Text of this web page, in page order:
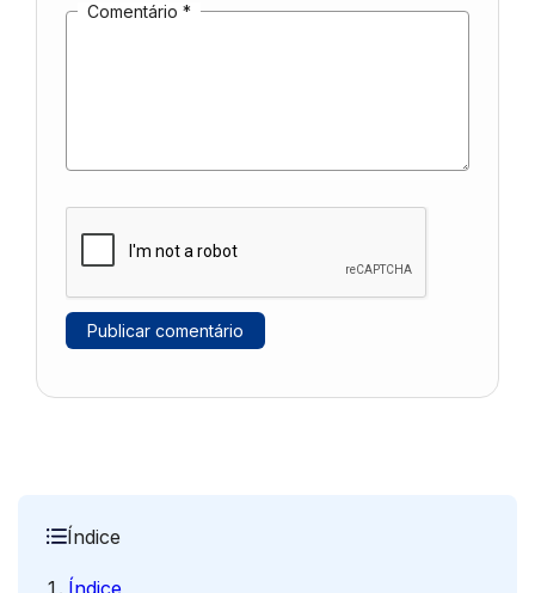
Comentário *
Índice
Índice